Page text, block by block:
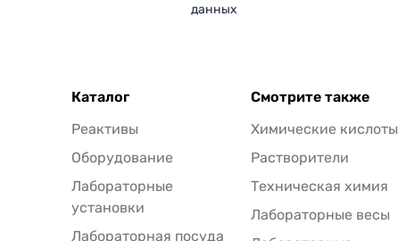
данных
Каталог
Реактивы
Оборудование
Лабораторные
установки
Лабораторная посуда
Смотрите также
Химические кислоты
Растворители
Техническая химия
Лабораторные весы